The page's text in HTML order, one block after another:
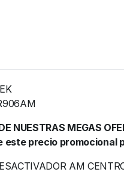
NUESTRAS MEGAS
este precio
AM